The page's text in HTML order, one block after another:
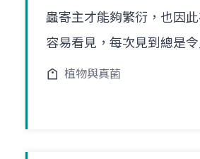
蟲寄主才能夠繁衍，也因
容易看見，每次見到總是令
植物與真菌